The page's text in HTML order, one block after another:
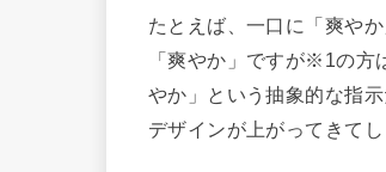
たとえば、一口に「爽や
「爽やか」ですが※1の
やか」という抽象的な指
デザインが上がってきて